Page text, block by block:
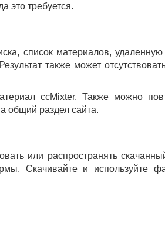
это требуется.
список материалов,
также может
ccMixter. Также можно
общий раздел сайта.
или распространять
Скачивайте и используйте